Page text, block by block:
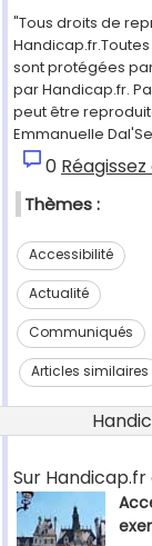
"Tous droits de
sont protégées
par Handicap.fr.
peut être
Emmanuelle
0
Thèmes :
Accessibilité
Actualité
Communiqués
Articles similaires
Sur Handicap.fr